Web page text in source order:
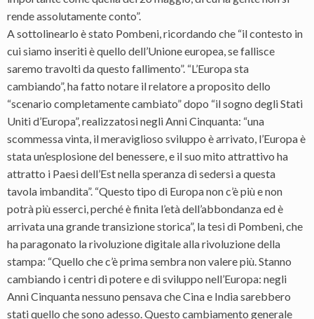
rende assolutamente conto”.
A sottolinearlo è stato Pombeni, ricordando che “il contesto in
cui siamo inseriti è quello dell’Unione europea, se fallisce
saremo travolti da questo fallimento”. “L’Europa sta
cambiando”, ha fatto notare il relatore a proposito dello
“scenario completamente cambiato” dopo “il sogno degli Stati
Uniti d’Europa”, realizzatosi negli Anni Cinquanta: “una
scommessa vinta, il meraviglioso sviluppo è arrivato, l’Europa è
stata un’esplosione del benessere, e il suo mito attrattivo ha
attratto i Paesi dell’Est nella speranza di sedersi a questa
tavola imbandita”. “Questo tipo di Europa non c’è più e non
potrà più esserci, perché è finita l’età dell’abbondanza ed è
arrivata una grande transizione storica”, la tesi di Pombeni, che
ha paragonato la rivoluzione digitale alla rivoluzione della
stampa: “Quello che c’è prima sembra non valere più. Stanno
cambiando i centri di potere e di sviluppo nell’Europa: negli
Anni Cinquanta nessuno pensava che Cina e India sarebbero
stati quello che sono adesso. Questo cambiamento generale